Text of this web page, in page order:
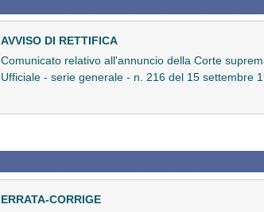
AVVISO DI RETTIFICA
Comunicato relativo all'annuncio della Corte
Ufficiale - serie generale - n. 216 del 15 settembre
ERRATA-CORRIGE